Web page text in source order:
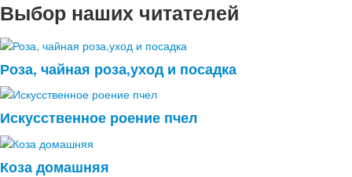
Выбор наших читателей
Роза, чайная роза,уход и посадка
Искусственное роение пчел
Коза домашняя